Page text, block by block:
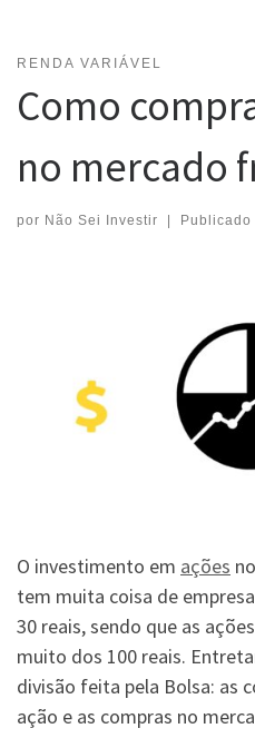
RENDA VARIÁVEL
Como
no mercado
por Não Sei Investir | Publicado
O investimento em ações
tem muita coisa de
30 reais, sendo que as
muito dos 100 reais.
divisão feita pela Bolsa: as
ação e as compras no